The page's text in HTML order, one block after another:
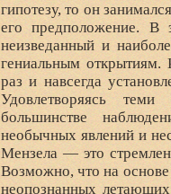
гипотезу, то он
его предположение. В
неизведанный и
гениальным
раз и навсегда
Удовлетворяясь
большинстве
необычных явлений и
Мензела — это
Возможно, что на
неопознанных